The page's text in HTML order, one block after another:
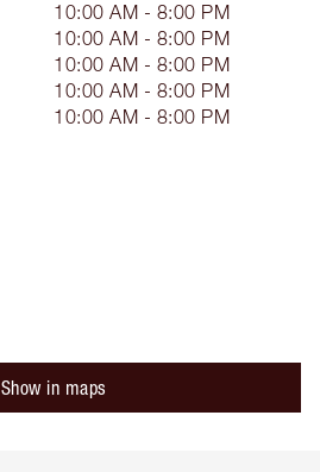
10:00 AM - 8:00 PM
10:00 AM - 8:00 PM
10:00 AM - 8:00 PM
10:00 AM - 8:00 PM
10:00 AM - 8:00 PM
Show in maps